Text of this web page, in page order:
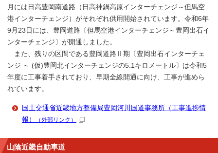
月には日高豊岡南道路（日高神鍋高原インターチェンジ～但馬空
港インターチェンジ）がそれぞれ供用開始されています。令和6年
9月23日には、豊岡道路〔但馬空港インターチェンジ～豊岡出石イ
ンターチェンジ〕が開通しました。
また、残りの区間である豊岡道路Ⅱ期〔豊岡出石インターチェ
ンジ ～ (仮)豊岡北インターチェンジの5.1キロメートル〕は令和5
年度に工事着手されており、早期全線開通に向け、工事が進めら
れています。
国土交通省近畿地方整備局豊岡河川国道事務所（工事進捗情
報）
（外部リンク）
山陰近畿自動車道